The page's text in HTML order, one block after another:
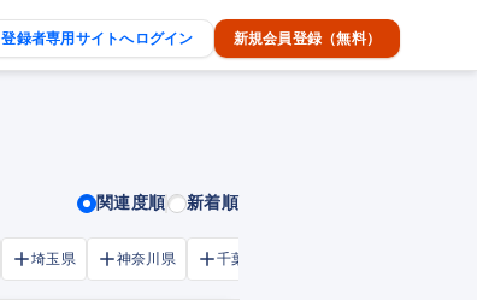
登録者専用サイトへログイン 新規会員登録（無料）
関連度順 新着順
埼玉県 神奈川県 千葉市